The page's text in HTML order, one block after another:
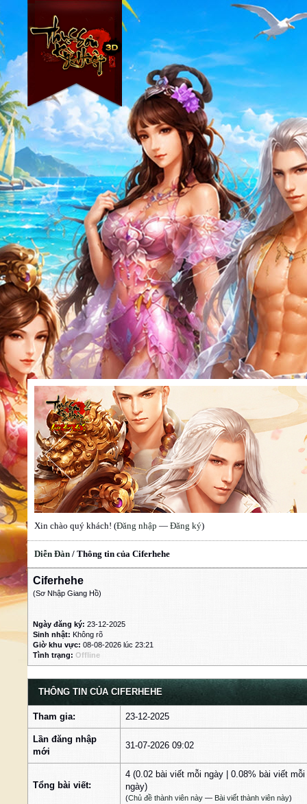
Xin chào quý khách! (Đăng nhập — Đăng ký)
Diễn Đàn / Thông tin của Ciferhehe
Ciferhehe
(Sơ Nhập Giang Hồ)
Ngày đăng ký: 23-12-2025
Sinh nhật: Không rõ
Giờ khu vực: 08-08-2026 lúc 23:21
Tình trạng: Offline
THÔNG TIN CỦA CIFERHEHE
Tham gia: 23-12-2025
Lần đăng nhập
mới
31-07-2026 09:02
Tổng bài viết:
4 (0.02 bài viết mỗi ngày | 0.08% bài viết mỗi
ngày)
(Chủ đề thành viên này — Bài viết thành viên này)